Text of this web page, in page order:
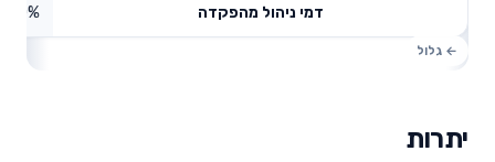
דמי ניהול מהפקדה 0%
יתרות